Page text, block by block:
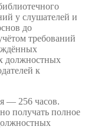
у слушателей и
до
требований
должностных
к
— 256 часов.
получать полное